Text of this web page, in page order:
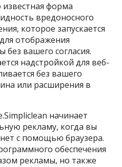
известная форма
вредоносного
которое запускается
отображения
вашего согласия.
надстройкой для веб-
без вашего
или расширения в
начинает
рекламу, когда вы
с помощью браузера.
обеспечения
рекламы, но также